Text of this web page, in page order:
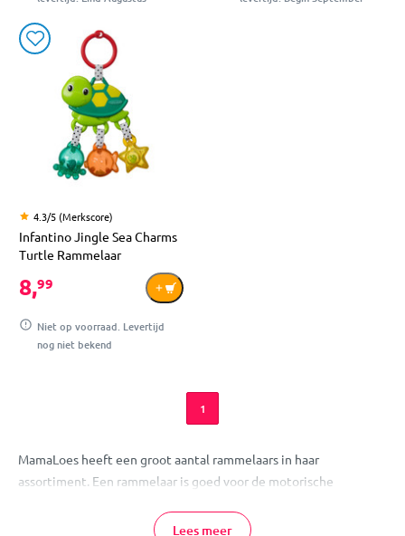
4.3/5 (Merkscore)
Infantino Jingle Sea Charms
Turtle Rammelaar
8,99
Niet op voorraad. Levertijd
nog niet bekend
1
MamaLoes heeft een groot aantal rammelaars in haar
assortiment. Een rammelaar is goed voor de motorische
uren mee kunnen vermaken. Verkrijgbaar in verschillende
Lees meer